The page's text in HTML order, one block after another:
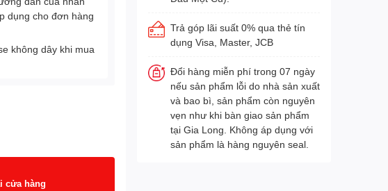
dụng cho đơn hàng
không dây khi mua
cửa hàng
Trả góp lãi suất 0% qua thẻ tín
dụng Visa, Master, JCB
Đổi hàng miễn phí trong 07 ngày
nếu sản phẩm lỗi do nhà sản xuất
và bao bì, sản phẩm còn nguyên
vẹn như khi bàn giao sản phẩm
tại Gia Long. Không áp dụng với
sản phẩm là hàng nguyên seal.